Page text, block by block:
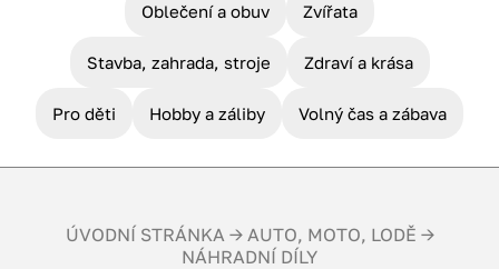
Oblečení a obuv Zvířata
Stavba, zahrada, stroje Zdraví a krása
Pro děti Hobby a záliby Volný čas a zábava
ÚVODNÍ STRÁNKA→ AUTO, MOTO, LODĚ →
NÁHRADNÍ DÍLY